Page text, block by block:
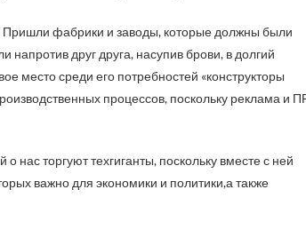
Пришли фабрики и заводы, которые должны были
напротив друг друга, насупив брови, в долгий
место среди его потребностей «конструкторы
процессов, поскольку реклама и
торгуют техгиганты, поскольку вместе с ней
важно для экономики и политики,а также